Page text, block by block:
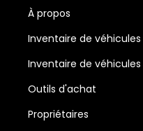
À propos
Inventaire de
Inventaire de véhicules
Outils d'achat
Propriétaires